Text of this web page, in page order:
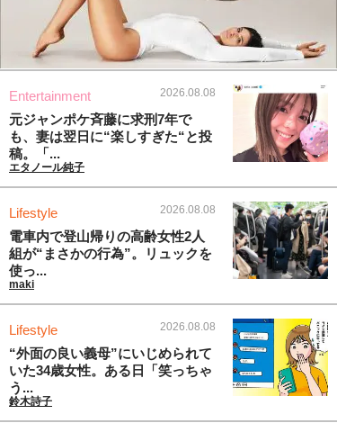
Entertainment 2026.08.08
元ジャンポケ斉藤に求刑7年で
も、妻は翌日に“楽しすぎた“と投
稿。「...
エタノール純子
Lifestyle 2026.08.08
電車内で登山帰りの高齢女性2人
組が“まさかの行為”。リュックを
使っ...
maki
Lifestyle 2026.08.08
“外面の良い義母”にいじめられて
いた34歳女性。ある日「笑っちゃ
う...
鈴木詩子